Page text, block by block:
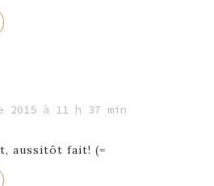
2015 à 11 h 37 min
aussitôt fait! (=